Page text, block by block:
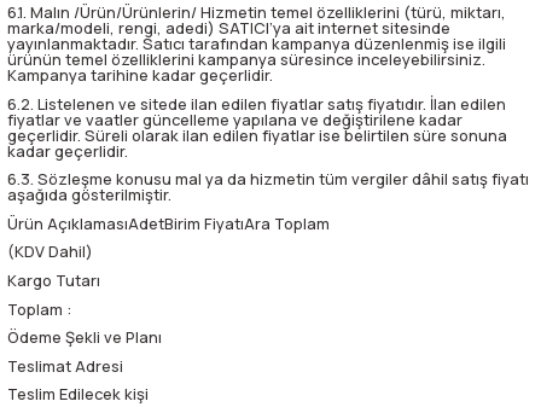
6.1. Malın /Ürün/Ürünlerin/ Hizmetin temel özelliklerini (türü, miktarı,
marka/modeli, rengi, adedi) SATICI’ya ait internet sitesinde
yayınlanmaktadır. Satıcı tarafından kampanya düzenlenmiş ise ilgili
ürünün temel özelliklerini kampanya süresince inceleyebilirsiniz.
Kampanya tarihine kadar geçerlidir.
6.2. Listelenen ve sitede ilan edilen fiyatlar satış fiyatıdır. İlan edilen
fiyatlar ve vaatler güncelleme yapılana ve değiştirilene kadar
geçerlidir. Süreli olarak ilan edilen fiyatlar ise belirtilen süre sonuna
kadar geçerlidir.
6.3. Sözleşme konusu mal ya da hizmetin tüm vergiler dâhil satış fiyatı
aşağıda gösterilmiştir.
Ürün AçıklamasıAdetBirim FiyatıAra Toplam
(KDV Dahil)
Kargo Tutarı
Toplam :
Ödeme Şekli ve Planı
Teslimat Adresi
Teslim Edilecek kişi